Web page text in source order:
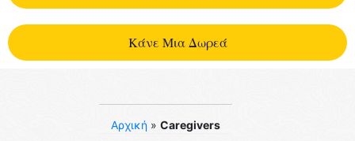
Kάνε Μια Δωρεά
Aρχική » Caregivers